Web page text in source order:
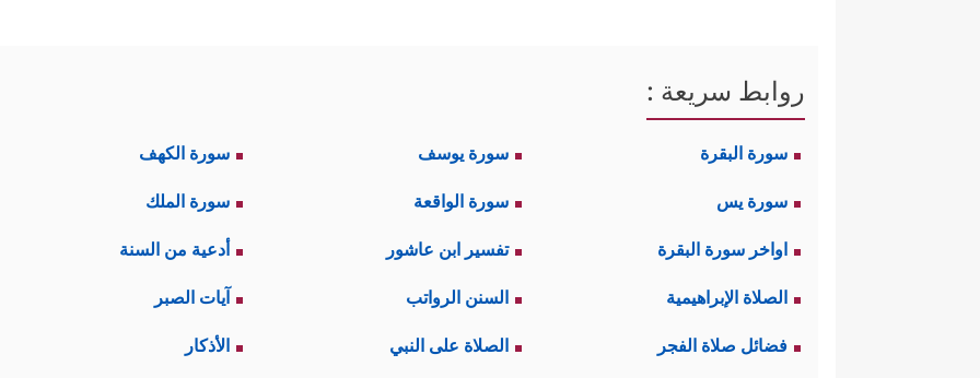
روابط سريعة :
سورة البقرة سورة يوسف سورة الكهف
سورة يس سورة الواقعة سورة الملك
اواخر سورة البقرة تفسير ابن عاشور أدعية من السنة
الصلاة الإبراهيمية السنن الرواتب آيات الصبر
فضائل صلاة الفجر الصلاة على النبي الأذكار